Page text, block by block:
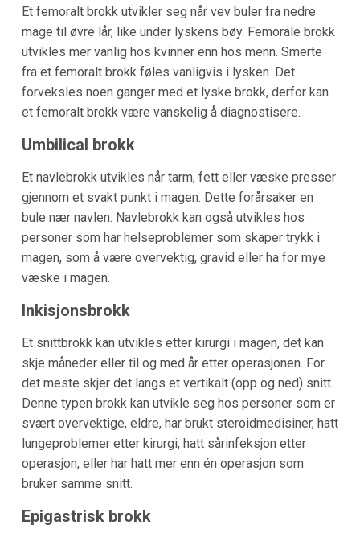
Et femoralt brokk utvikler seg når vev buler fra nedre
mage til øvre lår, like under lyskens bøy. Femorale brokk
utvikles mer vanlig hos kvinner enn hos menn. Smerte
fra et femoralt brokk føles vanligvis i lysken. Det
forveksles noen ganger med et lyske brokk, derfor kan
et femoralt brokk være vanskelig å diagnostisere.
Umbilical brokk
Et navlebrokk utvikles når tarm, fett eller væske presser
gjennom et svakt punkt i magen. Dette forårsaker en
bule nær navlen. Navlebrokk kan også utvikles hos
personer som har helseproblemer som skaper trykk i
magen, som å være overvektig, gravid eller ha for mye
væske i magen.
Inkisjonsbrokk
Et snittbrokk kan utvikles etter kirurgi i magen, det kan
skje måneder eller til og med år etter operasjonen. For
det meste skjer det langs et vertikalt (opp og ned) snitt.
Denne typen brokk kan utvikle seg hos personer som er
svært overvektige, eldre, har brukt steroidmedisiner, hatt
lungeproblemer etter kirurgi, hatt sårinfeksjon etter
operasjon, eller har hatt mer enn én operasjon som
bruker samme snitt.
Epigastrisk brokk